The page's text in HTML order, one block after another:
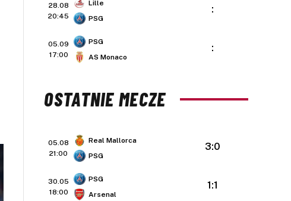
28.08
20:45
Lille
PSG
:
05.09
17:00
PSG
AS Monaco
:
OSTATNIE MECZE
05.08
21:00
Real Mallorca
PSG
3:0
30.05
18:00
PSG
Arsenal
1:1